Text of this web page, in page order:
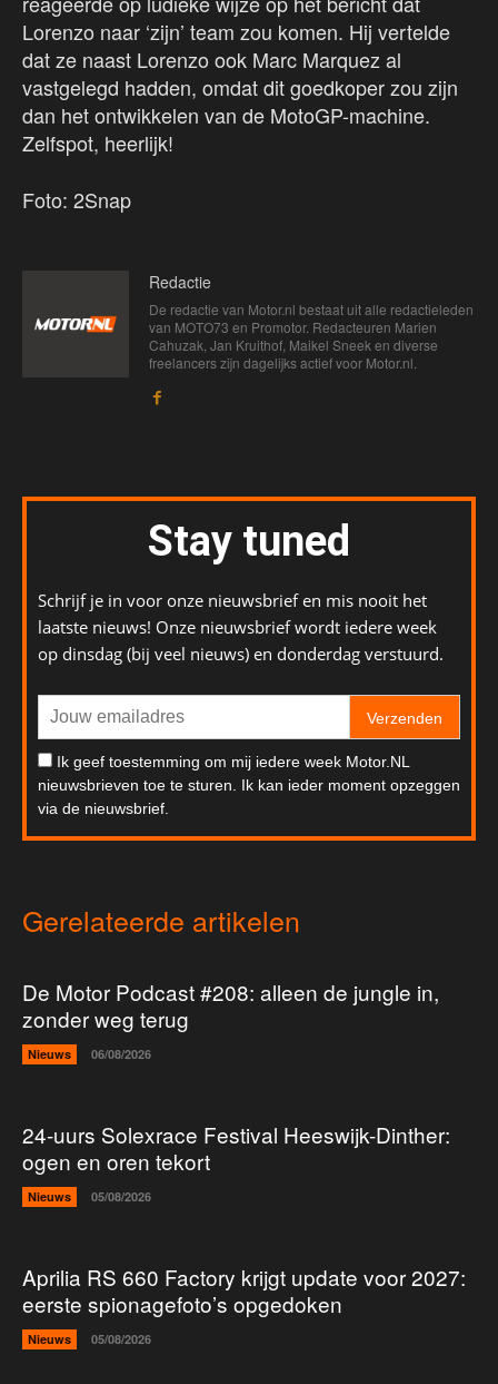
Lorenzo naar ‘zijn’ team zou komen. Hij vertelde
dat ze naast Lorenzo ook Marc Marquez al
vastgelegd hadden, omdat dit goedkoper zou zijn
dan het ontwikkelen van de MotoGP-machine.
Zelfspot, heerlijk!
Foto: 2Snap
Redactie
De redactie van Motor.nl bestaat uit alle redactieleden
van MOTO73 en Promotor. Redacteuren Marien
Cahuzak, Jan Kruithof, Maikel Sneek en diverse
freelancers zijn dagelijks actief voor Motor.nl.
Stay tuned
Schrijf je in voor onze nieuwsbrief en mis nooit het
laatste nieuws! Onze nieuwsbrief wordt iedere week
op dinsdag (bij veel nieuws) en donderdag verstuurd.
Verzenden
Ik geef toestemming om mij iedere week Motor.NL
nieuwsbrieven toe te sturen. Ik kan ieder moment opzeggen
via de nieuwsbrief.
Gerelateerde artikelen
De Motor Podcast #208: alleen de jungle in,
zonder weg terug
Nieuws 06/08/2026
24-uurs Solexrace Festival Heeswijk-Dinther:
ogen en oren tekort
Nieuws 05/08/2026
Aprilia RS 660 Factory krijgt update voor 2027:
eerste spionagefoto’s opgedoken
Nieuws 05/08/2026